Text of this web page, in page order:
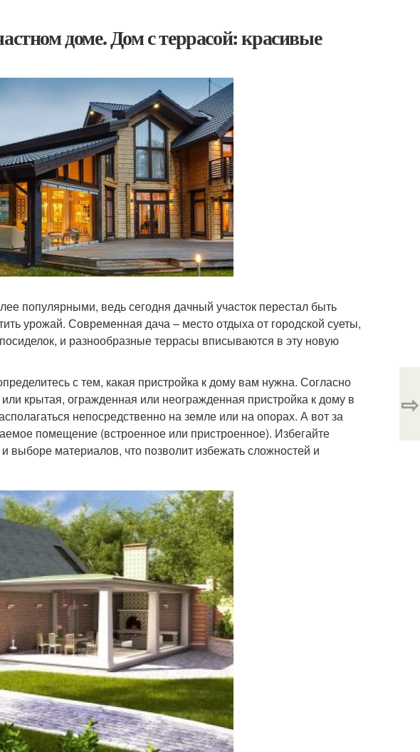
доме. Дом с террасой: красивые
популярными, ведь сегодня дачный участок перестал быть
урожай. Современная дача – место отдыха от городской суеты,
и разнообразные террасы вписываются в эту новую
с тем, какая пристройка к дому вам нужна. Согласно
крытая, огражденная или неогражденная пристройка к дому в
непосредственно на земле или на опорах. А вот за
помещение (встроенное или пристроенное). Избегайте
выборе материалов, что позволит избежать сложностей и
⇨